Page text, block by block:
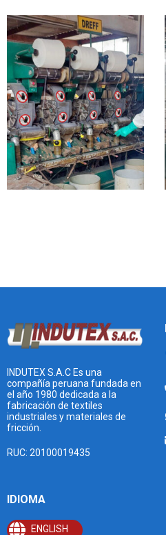
INDUTEX S.A.C Es una
compañía peruana fundada en
el año 1980 dedicada a la
fabricación de textiles
industriales y materiales de
fricción.
RUC: 20100019435
IDIOMA
ENGLISH